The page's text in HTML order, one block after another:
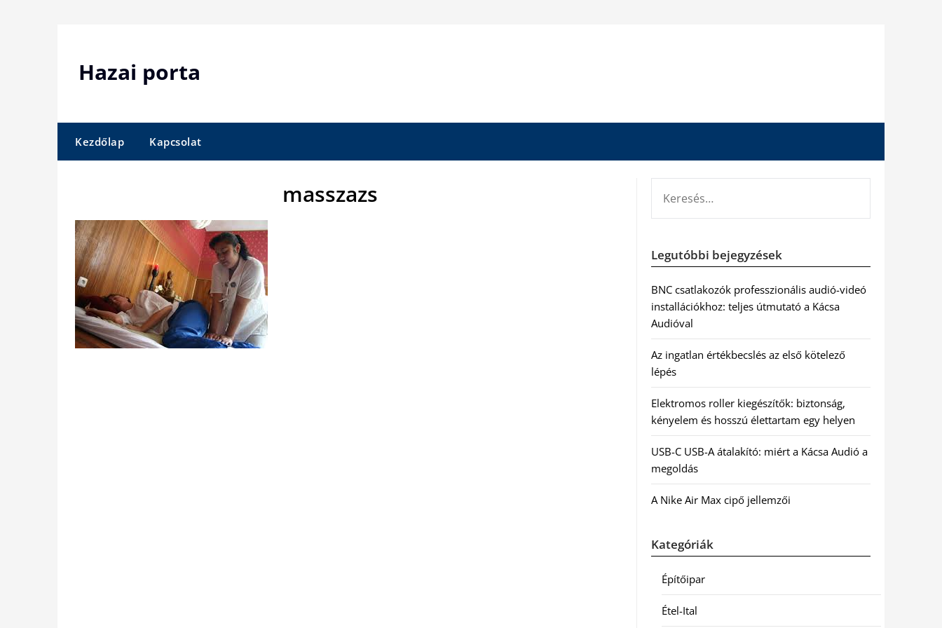
Hazai porta
Kezdőlap Kapcsolat
masszazs
Legutóbbi bejegyzések
BNC csatlakozók professzionális audió-videó
installációkhoz: teljes útmutató a Kácsa
Audióval
Az ingatlan értékbecslés az első kötelező
lépés
Elektromos roller kiegészítők: biztonság,
kényelem és hosszú élettartam egy helyen
USB-C USB-A átalakító: miért a Kácsa Audió a
megoldás
A Nike Air Max cipő jellemzői
Kategóriák
Építőipar
Étel-Ital